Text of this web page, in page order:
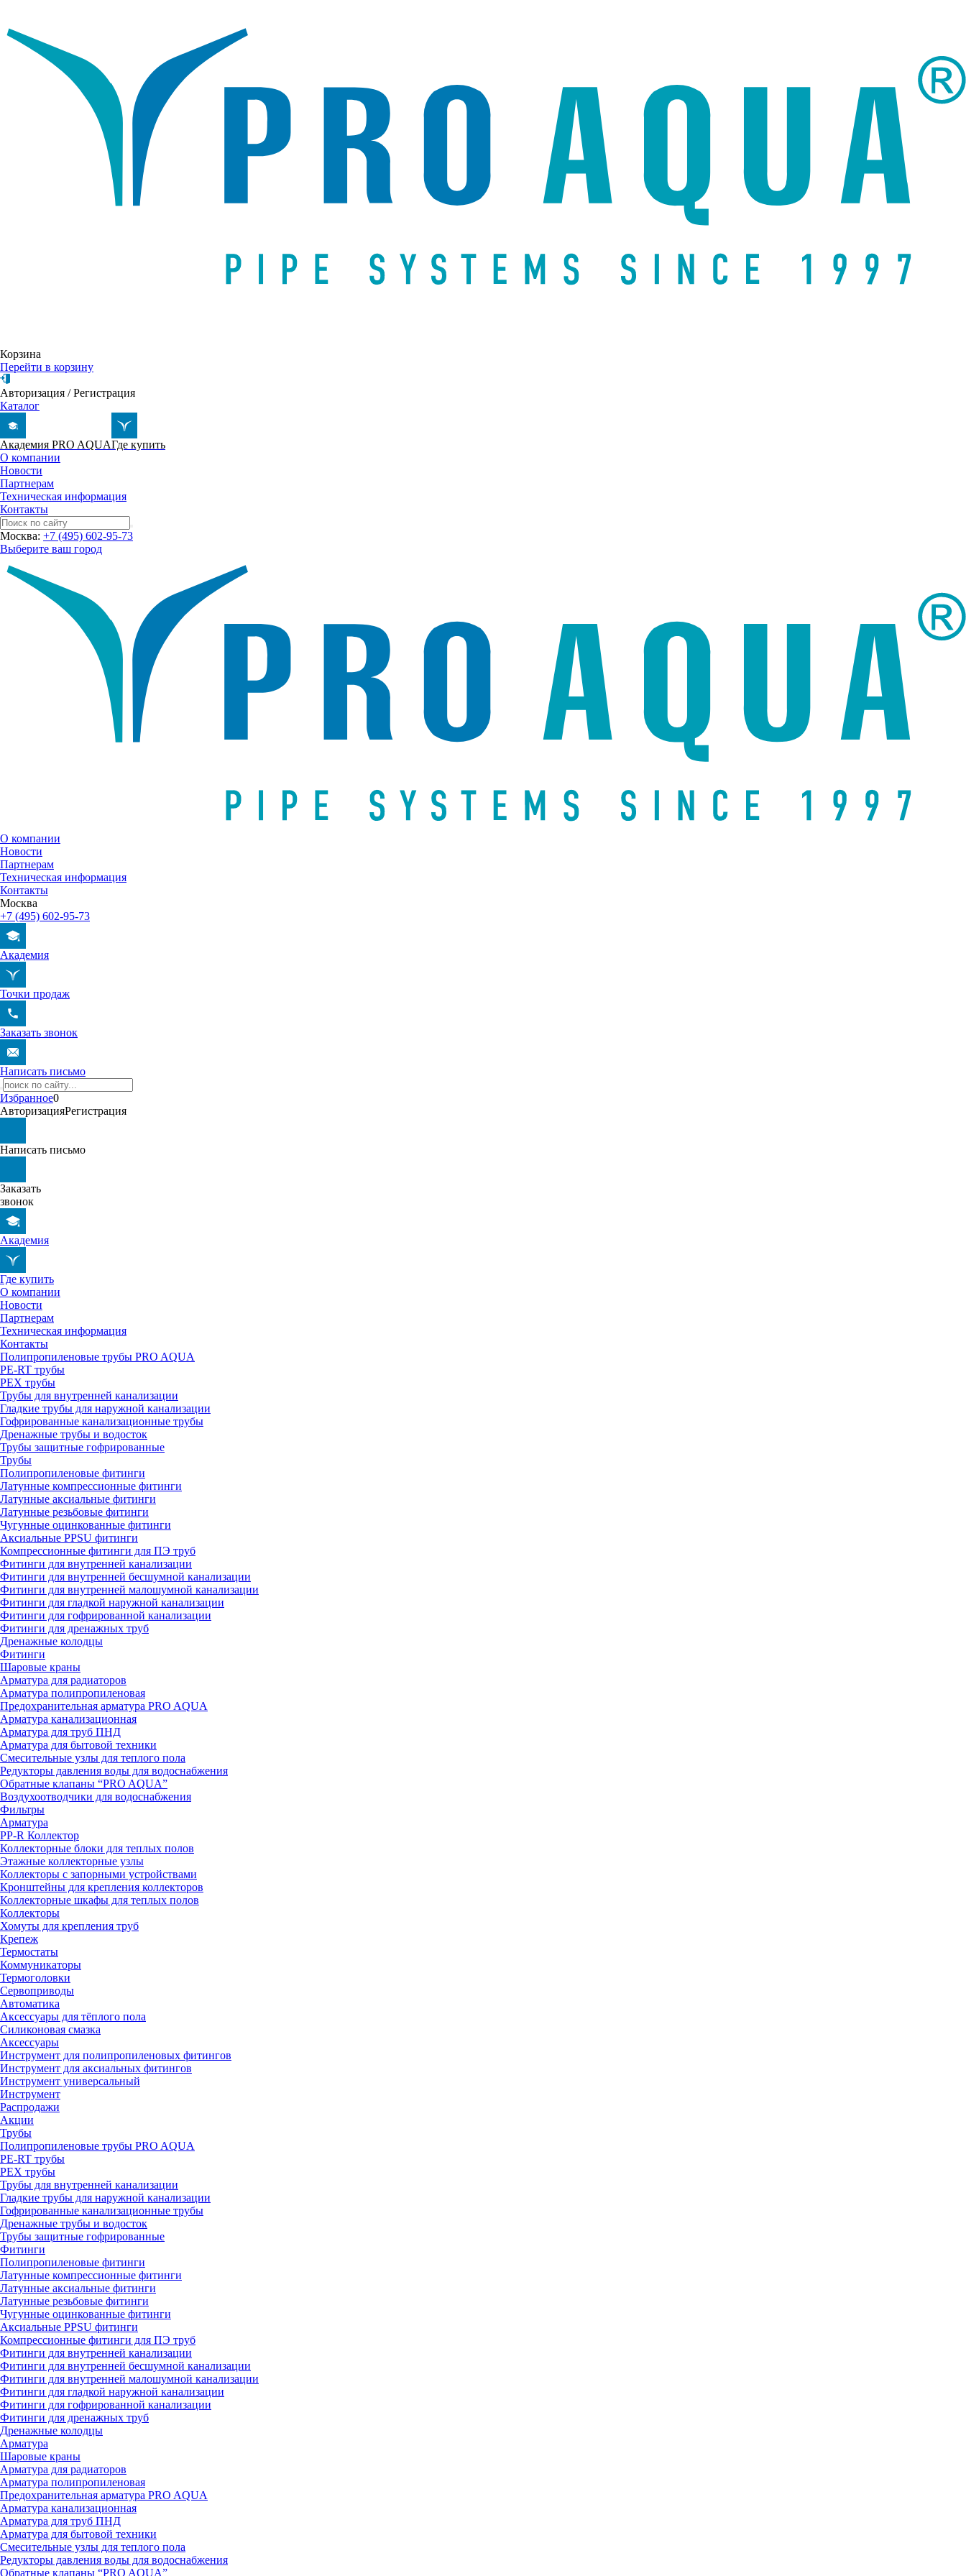
Корзина
Перейти в корзину
Авторизация /Регистрация
Каталог
Академия PRO AQUAГде купить
О компании
Новости
Партнерам
Техническая информация
Контакты
Москва: +7 (495) 602-95-73
Выберите ваш город
О компании
Новости
Партнерам
Техническая информация
Контакты
Москва
+7 (495) 602-95-73
Академия
Точки продаж
Заказать звонок
Написать письмо
Избранное0
АвторизацияРегистрация
Написать письмо
Заказать
звонок
Академия
Где купить
О компании
Новости
Партнерам
Техническая информация
Контакты
Полипропиленовые трубы PRO AQUA
PE-RT трубы
PEX трубы
Трубы для внутренней канализации
Гладкие трубы для наружной канализации
Гофрированные канализационные трубы
Дренажные трубы и водосток
Трубы защитные гофрированные
Трубы
Полипропиленовые фитинги
Латунные компрессионные фитинги
Латунные аксиальные фитинги
Латунные резьбовые фитинги
Чугунные оцинкованные фитинги
Аксиальные PPSU фитинги
Компрессионные фитинги для ПЭ труб
Фитинги для внутренней канализации
Фитинги для внутренней бесшумной канализации
Фитинги для внутренней малошумной канализации
Фитинги для гладкой наружной канализации
Фитинги для гофрированной канализации
Фитинги для дренажных труб
Дренажные колодцы
Фитинги
Шаровые краны
Арматура для радиаторов
Арматура полипропиленовая
Предохранительная арматура PRO AQUA
Арматура канализационная
Арматура для труб ПНД
Арматура для бытовой техники
Смесительные узлы для теплого пола
Редукторы давления воды для водоснабжения
Обратные клапаны “PRO AQUA”
Воздухоотводчики для водоснабжения
Фильтры
Арматура
PP-R Коллектор
Коллекторные блоки для теплых полов
Этажные коллекторные узлы
Коллекторы с запорными устройствами
Кронштейны для крепления коллекторов
Коллекторные шкафы для теплых полов
Коллекторы
Хомуты для крепления труб
Крепеж
Термостаты
Коммуникаторы
Термоголовки
Сервоприводы
Автоматика
Аксессуары для тёплого пола
Силиконовая смазка
Аксессуары
Инструмент для полипропиленовых фитингов
Инструмент для аксиальных фитингов
Инструмент универсальный
Инструмент
Распродажи
Акции
Трубы
Полипропиленовые трубы PRO AQUA
PE-RT трубы
PEX трубы
Трубы для внутренней канализации
Гладкие трубы для наружной канализации
Гофрированные канализационные трубы
Дренажные трубы и водосток
Трубы защитные гофрированные
Фитинги
Полипропиленовые фитинги
Латунные компрессионные фитинги
Латунные аксиальные фитинги
Латунные резьбовые фитинги
Чугунные оцинкованные фитинги
Аксиальные PPSU фитинги
Компрессионные фитинги для ПЭ труб
Фитинги для внутренней канализации
Фитинги для внутренней бесшумной канализации
Фитинги для внутренней малошумной канализации
Фитинги для гладкой наружной канализации
Фитинги для гофрированной канализации
Фитинги для дренажных труб
Дренажные колодцы
Арматура
Шаровые краны
Арматура для радиаторов
Арматура полипропиленовая
Предохранительная арматура PRO AQUA
Арматура канализационная
Арматура для труб ПНД
Арматура для бытовой техники
Смесительные узлы для теплого пола
Редукторы давления воды для водоснабжения
Обратные клапаны “PRO AQUA”